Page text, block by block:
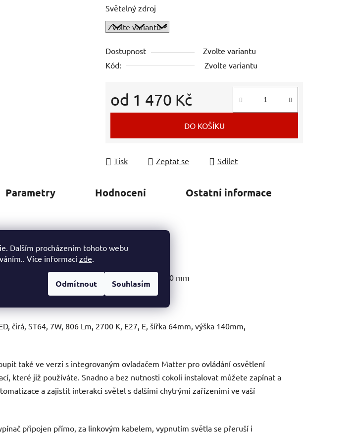
Dalším procházením tohoto webu
Více informacízde
Odmítnout Souhlasím
Světelný zdroj
Dostupnost
Zvolte variantu
Kód:
Zvolte variantu
od 1 470 Kč
Měrná cena:
DO KOŠÍKU
Tisk Zeptat se Sdílet
Parametry Hodnocení Ostatní informace
zvolené povrchové úpravy,
stínidlo,
Swing zvoleného povrchu ø 300 mm, výška 60 mm
čirá, ST64, 7W, 806 Lm, 2700 K, E27, E, šířka 64mm, výška 140mm,
také ve verzi s integrovaným ovladačem Matter pro ovládání osvětlení
které již používáte. Snadno a bez nutnosti cokoli instalovat můžete zapínat a
a zajistit interakci světel s dalšími chytrými zařízeními ve vaší
připojen přímo, za linkovým kabelem, vypnutím světla se přeruší i